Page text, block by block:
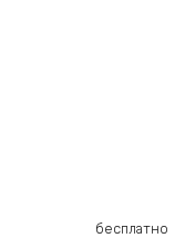
бесплатно